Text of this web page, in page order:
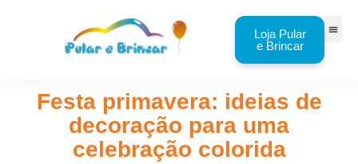
Loja Pular
e Brincar
Festa primavera: ideias de
decoração para uma
celebração colorida